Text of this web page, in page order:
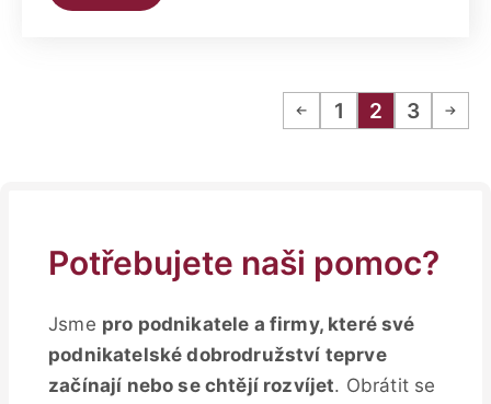
1 2 3
Potřebujete naši pomoc?
Jsme pro podnikatele a firmy, které své
podnikatelské dobrodružství teprve
začínají nebo se chtějí rozvíjet. Obrátit se